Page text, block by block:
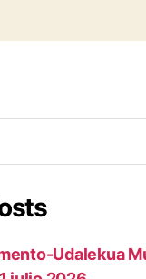
Udalekua